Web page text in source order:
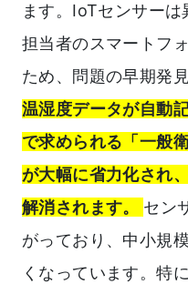
ます。IoTセンサーは
担当者のスマートフ
ため、問題の早期発
温湿度データが自動
で求められる「一般
が大幅に省力化され
解消されます。 セン
がっており、中小規
くなっています。特